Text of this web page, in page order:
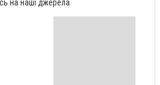
на наші джерела